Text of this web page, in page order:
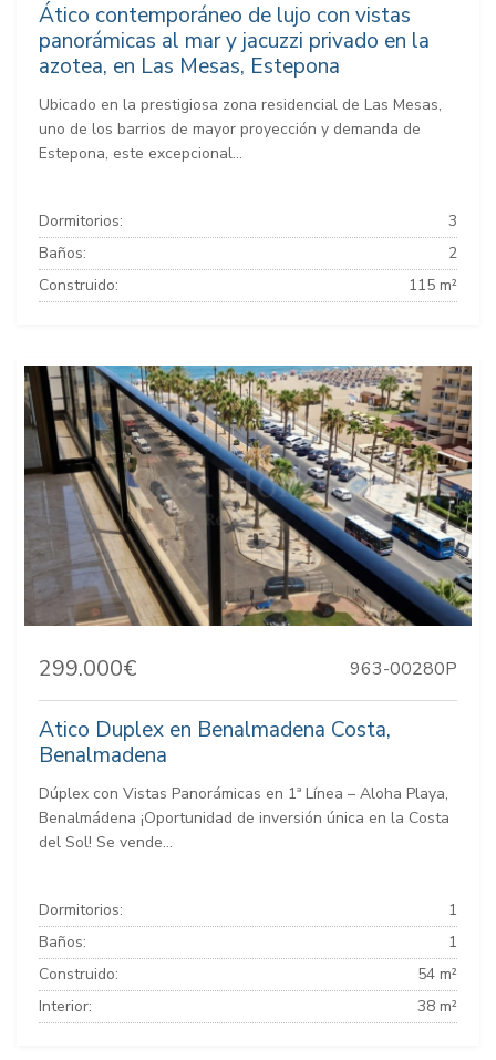
Ático contemporáneo de lujo con vistas
panorámicas al mar y jacuzzi privado en la
azotea, en Las Mesas, Estepona
Ubicado en la prestigiosa zona residencial de Las Mesas,
uno de los barrios de mayor proyección y demanda de
Estepona, este excepcional...
Dormitorios:
3
Baños:
2
Construido:
115 m²
299.000€ 963-00280P
Atico Duplex en Benalmadena Costa,
Benalmadena
Dúplex con Vistas Panorámicas en 1ª Línea – Aloha Playa,
Benalmádena ¡Oportunidad de inversión única en la Costa
del Sol! Se vende...
Dormitorios:
1
Baños:
1
Construido:
54 m²
Interior:
38 m²